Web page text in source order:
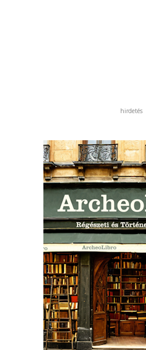
hirdetés